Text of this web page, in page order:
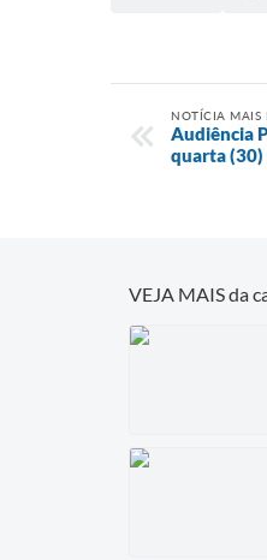
NOTÍCIA MAIS
Audiência
quarta (30)
VEJA MAIS da